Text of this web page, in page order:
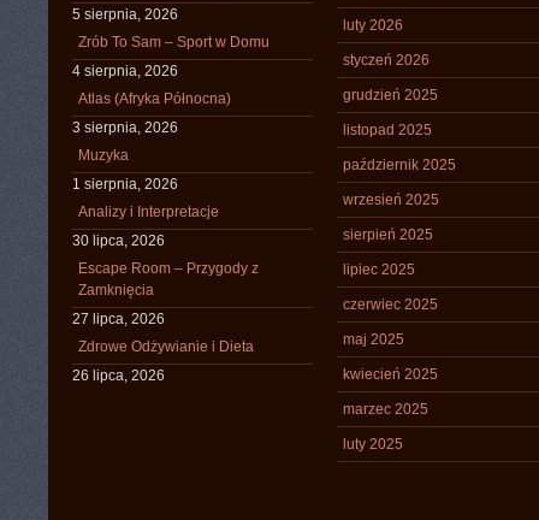
5 sierpnia, 2026
Zrób To Sam – Sport w Domu
4 sierpnia, 2026
Atlas (Afryka Północna)
3 sierpnia, 2026
Muzyka
1 sierpnia, 2026
Analizy i Interpretacje
30 lipca, 2026
Escape Room – Przygody z
Zamknięcia
27 lipca, 2026
Zdrowe Odżywianie i Dieta
26 lipca, 2026
luty 2026
styczeń 2026
grudzień 2025
listopad 2025
październik 2025
wrzesień 2025
sierpień 2025
lipiec 2025
czerwiec 2025
maj 2025
kwiecień 2025
marzec 2025
luty 2025